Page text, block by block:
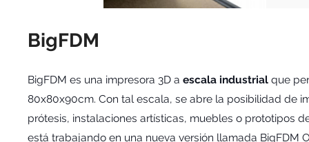
BigFDM
BigFDM es una impresora 3D a escala industrial que
80x80x90cm. Con tal escala, se abre la posibilidad de
prótesis, instalaciones artísticas, muebles o prototipos
está trabajando en una nueva versión llamada BigFDM